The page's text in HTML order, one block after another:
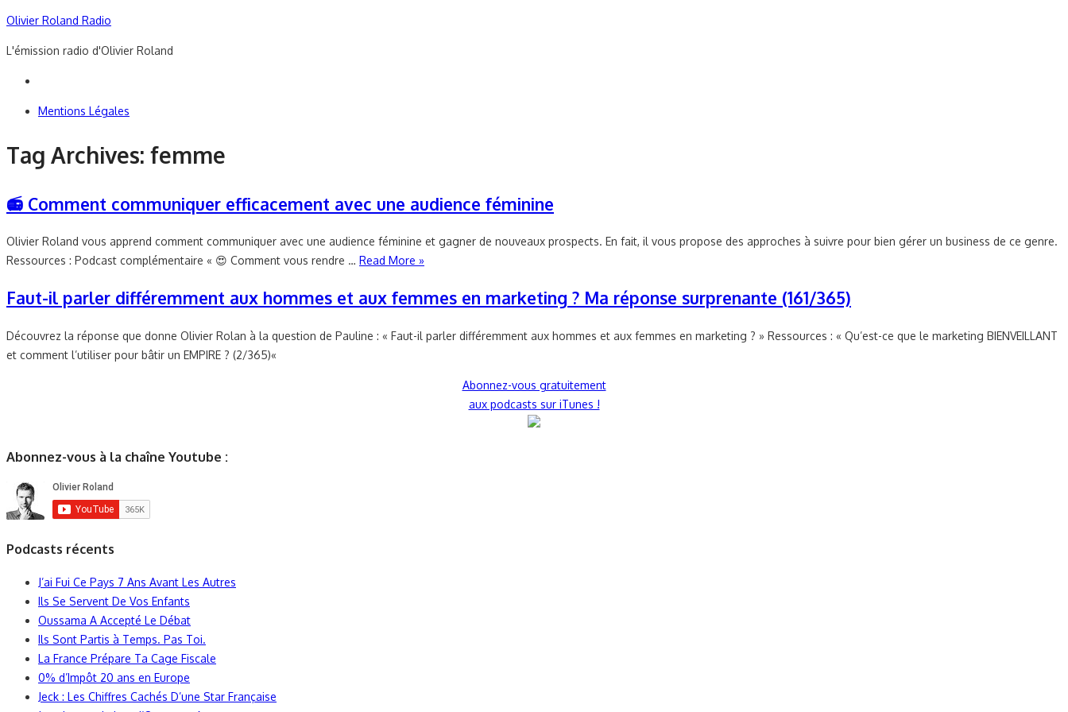
Skip
content
Olivier Roland Radio
L'émission radio d'Olivier Roland
Mentions Légales
Tag Archives: femme
📻 Comment communiquer efficacement avec une audience féminine
Olivier Roland vous apprend comment communiquer avec une audience féminine et gagner de nouveaux prospects. En fait, il vous propose des approches à suivre pour bien gérer un business de ce genre.
Ressources : Podcast complémentaire « 😍 Comment vous rendre … Read More »
Faut-il parler différemment aux hommes et aux femmes en marketing ? Ma réponse surprenante (161/365)
Découvrez la réponse que donne Olivier Rolan à la question de Pauline : « Faut-il parler différemment aux hommes et aux femmes en marketing ? » Ressources : « Qu’est-ce que le marketing BIENVEILLANT
et comment l’utiliser pour bâtir un EMPIRE ? (2/365)«
Abonnez-vous gratuitement
aux podcasts sur iTunes !
Abonnez-vous à la chaîne Youtube :
Podcasts récents
J’ai Fui Ce Pays 7 Ans Avant Les Autres
Ils Se Servent De Vos Enfants
Oussama A Accepté Le Débat
Ils Sont Partis à Temps. Pas Toi.
La France Prépare Ta Cage Fiscale
0% d’Impôt 20 ans en Europe
Jeck : Les Chiffres Cachés D’une Star Française